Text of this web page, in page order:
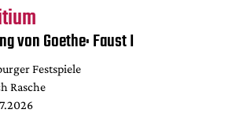
von Goethe: Faust I
Festspiele
Rasche